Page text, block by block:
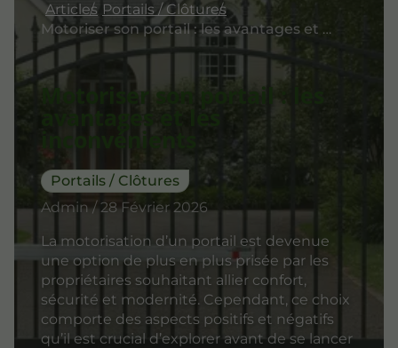
Articles Portails / Clôtures
Motoriser son portail : les avantages et les inconvénients
Motoriser son portail : les
Portails / Clôtures
Admin / 28 Février 2026
La motorisation d’un portail est devenue
une option de plus en plus prisée par les
propriétaires souhaitant allier confort,
sécurité et modernité. Cependant, ce choix
comporte des aspects positifs et négatifs
qu’il est crucial d’explorer avant de se lancer